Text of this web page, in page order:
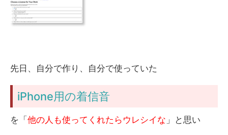
先日、自分で作り、自分で使っていた
iPhone用の着信音
を「他の人も使ってくれたらウレシイな 」と思い